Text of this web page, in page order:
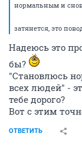
нормальным и
затянется, это
Надеюсь это
бы?
"Становлюсь
всех людей" -
тебе дорого?
Вот с этим
ОТВЕТИТЬ